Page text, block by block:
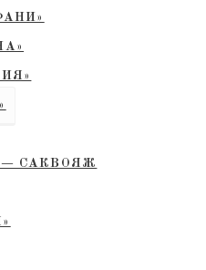
— САКВОЯЖ